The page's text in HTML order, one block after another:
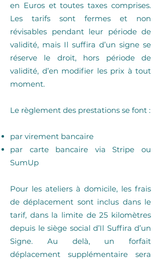
en Euros et toutes taxes comprises.
Les tarifs sont fermes et non
révisables pendant leur période de
validité, mais Il suffira d’un signe se
réserve le droit, hors période de
validité, d’en modifier les prix à tout
moment.
Le règlement des prestations se font :
par virement bancaire
par carte bancaire via Stripe ou
SumUp
Pour les ateliers à domicile, les frais
de déplacement sont inclus dans le
tarif, dans la limite de 25 kilomètres
depuis le siège social d’Il Suffira d’un
Signe. Au delà, un forfait
déplacement supplémentaire sera